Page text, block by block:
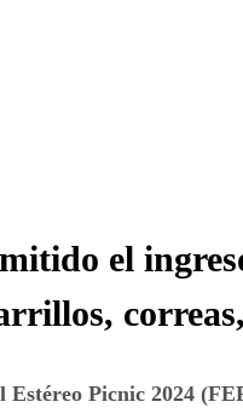
el
Estéreo Picnic 2024